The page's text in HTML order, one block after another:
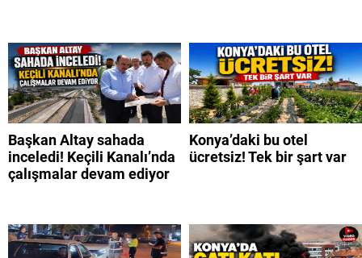
Başkan Altay sahada
inceledi! Keçili Kanalı’nda
çalışmalar devam ediyor
Konya’daki bu otel
ücretsiz! Tek bir şart var